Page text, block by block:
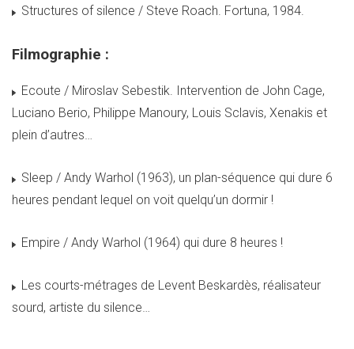
Structures of silence / Steve Roach. Fortuna, 1984.
Filmographie :
Ecoute / Miroslav Sebestik. Intervention de John Cage,
Luciano Berio, Philippe Manoury, Louis Sclavis, Xenakis et
plein d’autres…
Sleep / Andy Warhol (1963), un plan-séquence qui dure 6
heures pendant lequel on voit quelqu’un dormir !
Empire / Andy Warhol (1964) qui dure 8 heures !
Les courts-métrages de Levent Beskardès, réalisateur
sourd, artiste du silence…